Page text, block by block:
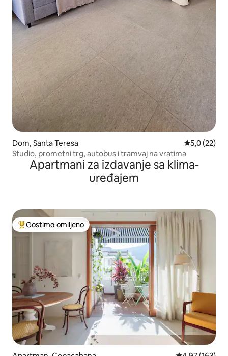
Dom, Santa Teresa Prosečna
5,0 (22)
Studio, prometni trg, autobus i tramvaj na vratima
Apartmani za izdavanje sa klima-
uređajem
Najuspešniji među gostima omiljenim
Gostima omiljeno